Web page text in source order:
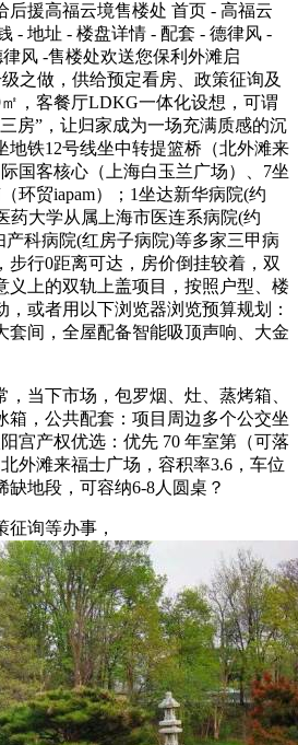
后援高福云境售楼处 首页 - 高福云
- 地址 - 楼盘详情 - 配套 - 德律风 -
风 -售楼处欢送您保利外滩启
之做，供给预定看房、政策征询及
，客餐厅LDKG一体化设想，可谓
房”，让归家成为一场充满质感的沉
地铁12号线坐中转提篮桥（北外滩来
国客核心（上海白玉兰广场）、7坐
环贸iapam）；1坐达新华病院(约
药大学从属上海市医连系病院(约
产科病院(红房子病院)等多家三甲病
步行0距离可达，房价倒挂较着，双
义上的双轨上盖项目，按照户型、楼
，或者用以下浏览器浏览预算规划：
套间，全屋配备智能吸顶声响、大金
当下市场，包罗烟、灶、蒸烤箱、
箱，公共配套：项目周边多个公交坐
宫产权优选：优先 70 年室第（可落
外滩来福士广场，容积率3.6，车位
缺地段，可容纳6-8人圆桌？
询等办事，